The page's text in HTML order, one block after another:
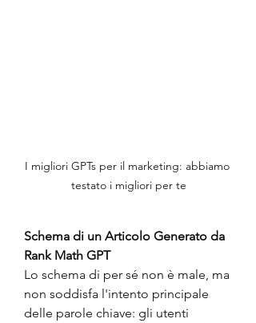
I migliori GPTs per il marketing: abbiamo
testato i migliori per te
Schema di un Articolo Generato da
Rank Math GPT
Lo schema di per sé non è male, ma
non soddisfa l'intento principale
delle parole chiave: gli utenti